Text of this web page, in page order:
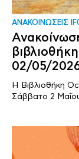
ΑΝΑΚΟΙΝΩΣΕΙΣ
02/05/
Η Βιβλιοθήκη
Σάββατο 2